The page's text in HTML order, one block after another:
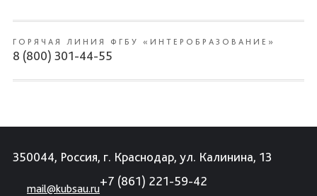
ГОРЯЧАЯ ЛИНИЯ ФГБУ «ИНТЕРОБРАЗОВАНИЕ»
8 (800) 301-44-55
350044, Россия, г. Краснодар, ул. Калинина, 13
mail@kubsau.ru
+7 (861) 221-59-42